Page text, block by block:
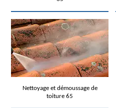
Nettoyage et démoussage de
toiture 65